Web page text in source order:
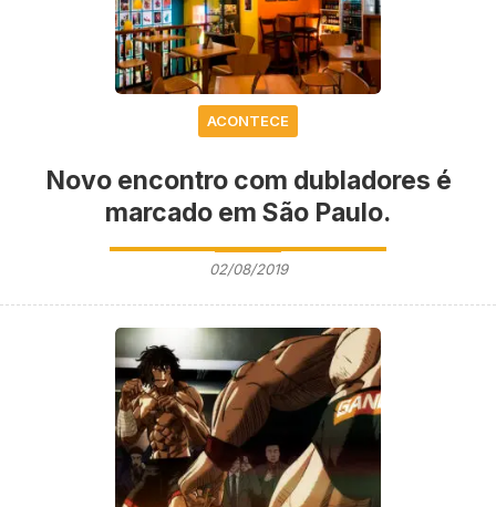
ACONTECE
Novo encontro com dubladores é
marcado em São Paulo.
02/08/2019